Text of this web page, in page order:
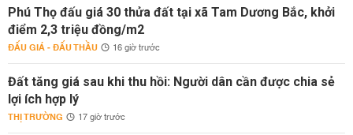
Phú Thọ đấu giá 30 thửa đất tại xã Tam Dương Bắc, khởi
điểm 2,3 triệu đồng/m2
ĐẤU GIÁ - ĐẤU THẦU 16 giờ trước
Đất tăng giá sau khi thu hồi: Người dân cần được chia sẻ
lợi ích hợp lý
THỊ TRƯỜNG 17 giờ trước